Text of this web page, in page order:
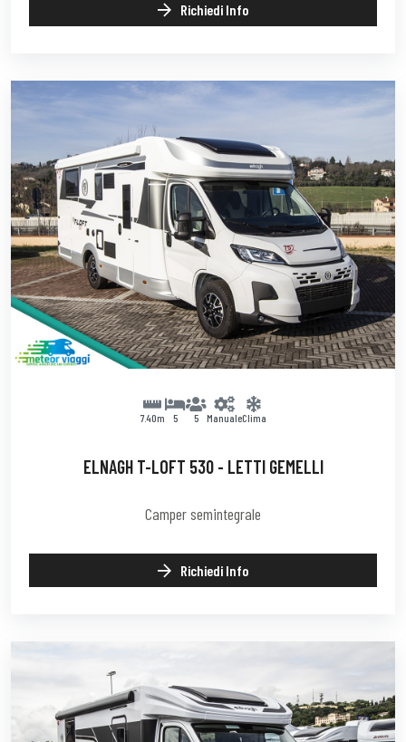
Richiedi Info
7.40m 5 5 ManualeClima
ELNAGH T-LOFT 530 - LETTI GEMELLI
Camper semintegrale
Richiedi Info